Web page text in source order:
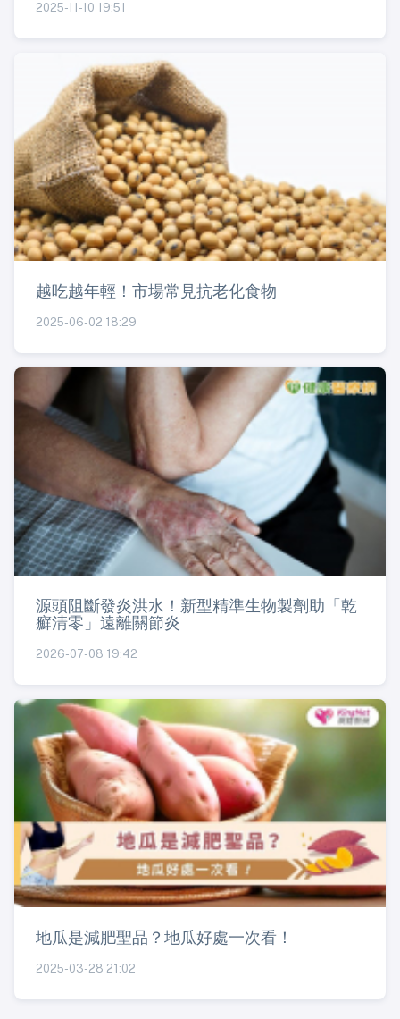
2025-11-10 19:51
越吃越年輕！市場常見抗老化食物
2025-06-02 18:29
源頭阻斷發炎洪水！新型精準生物製劑助「乾
癬清零」遠離關節炎
2026-07-08 19:42
地瓜是減肥聖品？地瓜好處一次看！
2025-03-28 21:02